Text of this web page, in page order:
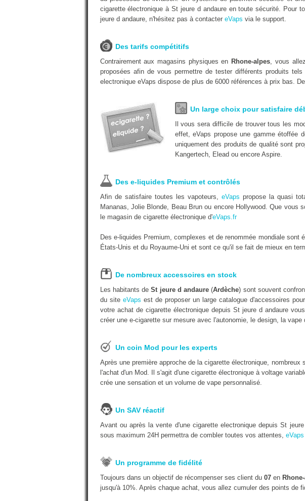
cigarette électronique à St jeure d andaure en toute sécurité. Pour
jeure d andaure, n'hésitez pas à contacter eVaps via le support.
Des tarifs compétitifs
Contrairement aux magasins physiques en Rhone-alpes, vous
proposées afin de vous permettre de tester différents produits
electronique eVaps dispose de plus de 6000 références à prix bas.
Un large choix pour satisfaire
Il vous sera difficile de trouver tous les
effet, eVaps propose une gamme étoffée
uniquement des produits de qualité sont
Kangertech, Elead ou encore Aspire.
Des e-liquides Premium et contrôlés
Afin de satisfaire toutes les vapoteurs, eVaps propose la quasi
Mananas, Jolie Blonde, Beau Brun ou encore Hollywood. Que
le magasin de cigarette électronique d'eVaps.fr
Des e-liquides Premium, complexes et de renommée mondiale
États-Unis et du Royaume-Uni et sont ce qu'il se fait de mieux en
De nombreux accessoires en stock
Les habitants deSt jeure d andaure (Ardèche) sont souvent
du site eVaps est de proposer un large catalogue d'accessoires
votre achat de cigarette électronique depuis St jeure d andaure
créer une e-cigarette sur mesure avec l'autonomie, le design, la
Un coin Mod pour les experts
Après une première approche de la cigarette électronique,
l'achat d'un Mod. Il s'agit d'une cigarette électronique à voltage
crée une sensation et un volume de vape personnalisé.
Un SAV réactif
Avant ou après la vente d'une cigarette electronique depuis St
sous maximum 24H permettra de combler toutes vos attentes, eVaps
Un programme de fidélité
Toujours dans un objectif de récompenser ses client du 07en
jusqu'à 10%. Après chaque achat, vous allez cumuler des points de